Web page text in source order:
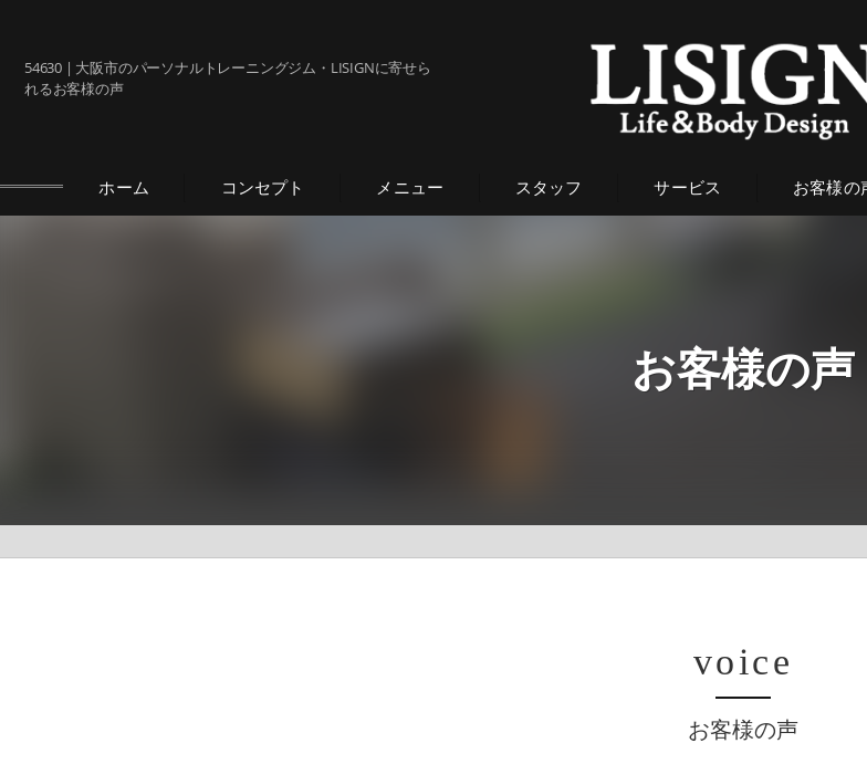
54630 | 大阪市のパーソナルトレーニングジム・LISIGNに寄せら
れるお客様の声
ホーム コンセプト メニュー スタッフ サービス お客様の
お客様の声
お客様の声
voice